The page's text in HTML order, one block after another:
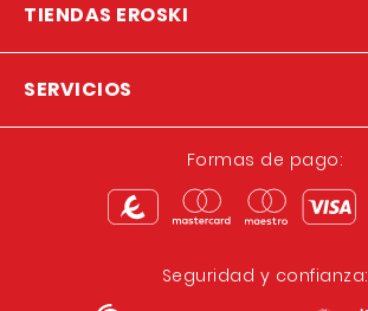
TIENDAS EROSKI
SERVICIOS
Formas de pago:
Seguridad y confianza: